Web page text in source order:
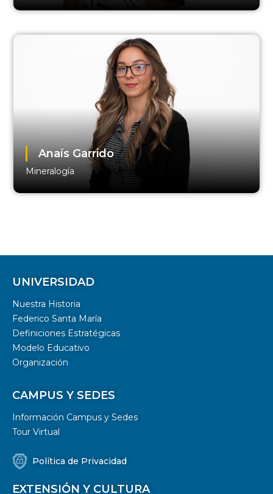
Anaís Garrido
Mineralogía
UNIVERSIDAD
Nuestra Historia
Federico Santa María
Definiciones Estratégicas
Modelo Educativo
Organización
CAMPUS Y SEDES
Información Campus y Sedes
Tour Virtual
Política de Privacidad
EXTENSIÓN Y CULTURA